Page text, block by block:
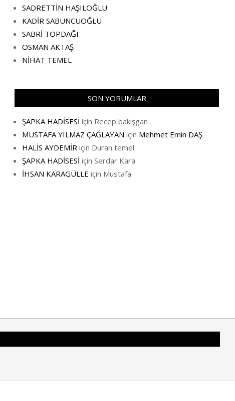
SADRETTİN HAŞILOĞLU
KADİR SABUNCUOĞLU
SABRİ TOPDAĞI
OSMAN AKTAŞ
NİHAT TEMEL
SON YORUMLAR
ŞAPKA HADİSESİ için Recep bakişgan
MUSTAFA YILMAZ ÇAĞLAYAN için Mehmet Emin DAŞ
HALİS AYDEMİR için Duran temel
ŞAPKA HADİSESİ için Serdar Kara
İHSAN KARAGÜLLE için Mustafa